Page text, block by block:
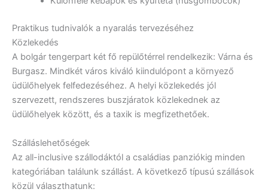
Praktikus tudnivalók a nyaralás tervezéséhez
Közlekedés
A bolgár tengerpart két fő repülőtérrel rendelkezik: Várna és
Burgasz. Mindkét város kiváló kiindulópont a környező
üdülőhelyek felfedezéséhez. A helyi közlekedés jól
szervezett, rendszeres buszjáratok közlekednek az
üdülőhelyek között, és a taxik is megfizethetőek.
Szálláslehetőségek
Az all-inclusive szállodáktól a családias panziókig minden
kategóriában találunk szállást. A következő típusú szállások
közül választhatunk: